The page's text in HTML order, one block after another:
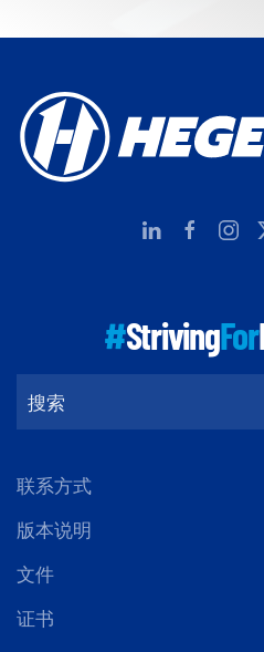
#StrivingFor
联系方式
版本说明
文件
证书